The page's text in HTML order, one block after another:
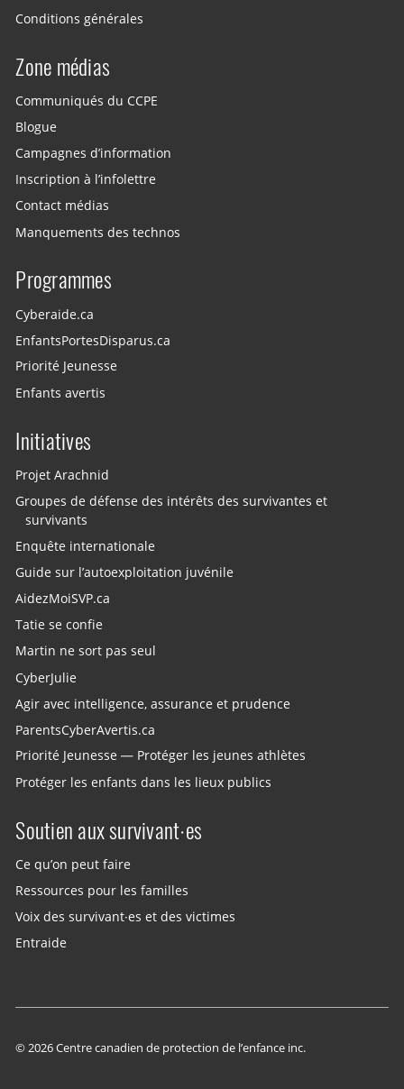
Conditions générales
Zone médias
Communiqués du CCPE
Blogue
Campagnes d’information
Inscription à l’infolettre
Contact médias
Manquements des technos
Programmes
Cyberaide.ca
EnfantsPortesDisparus.ca
Priorité Jeunesse
Enfants avertis
Initiatives
Projet Arachnid
Groupes de défense des intérêts des survivantes et
survivants
Enquête internationale
Guide sur l’autoexploitation juvénile
AidezMoiSVP.ca
Tatie se confie
Martin ne sort pas seul
CyberJulie
Agir avec intelligence, assurance et prudence
ParentsCyberAvertis.ca
Priorité Jeunesse — Protéger les jeunes athlètes
Protéger les enfants dans les lieux publics
Soutien aux survivant·es
Ce qu’on peut faire
Ressources pour les familles
Voix des survivant·es et des victimes
Entraide
© 2026 Centre canadien de protection de l’enfance inc.